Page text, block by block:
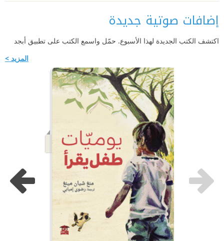
إضافات صوتية جديدة
اكتشف الكتب الجديدة لهذا الأسبوع. حمّل واسمع الكتب على تطبيق أبجد
المزيد >